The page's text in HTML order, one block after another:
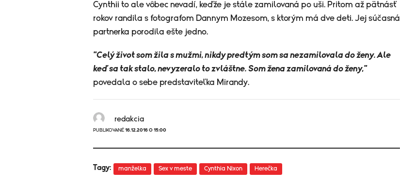
Cynthii to ale vôbec nevadí, keďže je stále zamilovaná po uši. Pritom až pätnásť
rokov randila s fotografom Dannym Mozesom, s ktorým má dve deti. Jej súčasná
partnerka porodila ešte jedno.
"Celý život som žila s mužmi, nikdy predtým som sa nezamilovala do ženy. Ale
keď sa tak stalo, nevyzeralo to zvláštne. Som žena zamilovaná do ženy,"
povedala o sebe predstaviteľka Mirandy.
redakcia
PUBLIKOVANÉ 16.12.2016 O 15:00
Tagy: manželka Sex v meste Cynthia Nixon Herečka